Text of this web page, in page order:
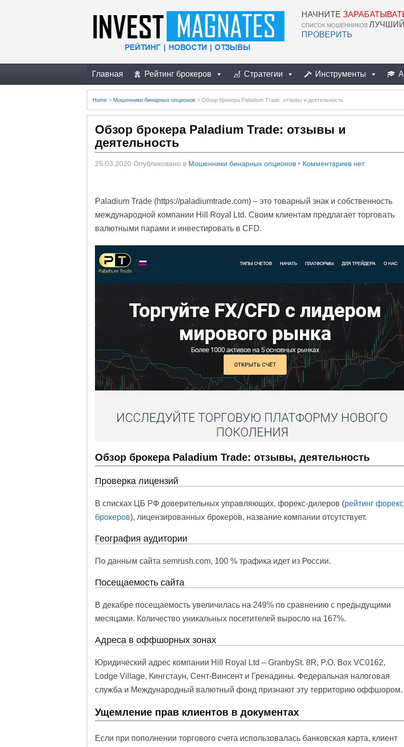
НАЧНИТЕ
СПИСОК МОШЕННИКОВ
ПРОВЕРИТЬ
Главная Рейтинг брокеров Стратегии Инструменты
Home » Мошенники бинарных опционов » Обзор брокера Paladium Trade: отзывы и деятельность
Обзор брокера Paladium Trade: отзывы и
деятельность
25.03.2020 Опубликовано в Мошенники бинарных опционов • Комментариев нет
Paladium Trade (https://paladiumtrade.com) – это товарный знак и собственность
международной компании Hill Royal Ltd. Своим клиентам предлагает торговать
валютными парами и инвестировать в CFD.
Обзор брокера Paladium Trade: отзывы, деятельность
Проверка лицензий
В списках ЦБ РФ доверительных управляющих, форекс-дилеров (рейтинг форекс
брокеров), лицензированных брокеров, название компании отсутствует.
География аудитории
По данным сайта semrush.com, 100 % трафика идет из России.
Посещаемость сайта
В декабре посещаемость увеличилась на 249% по сравнению с предыдущими
месяцами. Количество уникальных посетителей выросло на 167%.
Адреса в оффшорных зонах
Юридический адрес компании Hill Royal Ltd – GranbySt. 8R, P.O. Box VC0162,
Lodge Village, Кингстаун, Сент-Винсент и Гренадины. Федеральная налоговая
служба и Международный валютный фонд признают эту территорию оффшором.
Ущемление прав клиентов в документах
Если при пополнении торгового счета использовалась банковская карта, клиент